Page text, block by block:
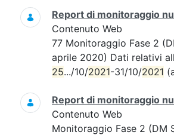
Report di monitoraggio
Contenuto Web
77 Monitoraggio Fase 2
aprile 2020) Dati relativi
25.../10/2021-31/10/2021
Report di monitoraggio
Contenuto Web
Monitoraggio Fase 2 (DM